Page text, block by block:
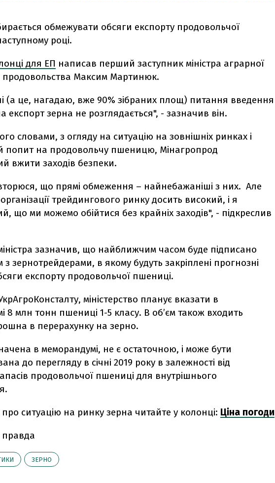
обмежувати обсяги експорту продовольчої
році.
для ЕП написав перший заступник міністра аграрної
продовольства Максим Мартинюк.
(а це, нагадаю, вже 90% зібраних площ) питання введення
експорт зерна не розглядається", - зазначив він.
словами, з огляду на ситуацію на зовнішніх ринках і
попит на продовольчу пшеницю, Мінагропрод
вжити заходів безпеки.
що прямі обмеження – найнебажаніші з них. Але
трейдингового ринку досить високий, і я
що ми можемо обійтися без крайніх заходів", - підкреслив
зазначив, що найближчим часом буде підписано
зернотрейдерами, в якому будуть закріплені прогнозні
експорту продовольчої пшениці.
міністерство планує вказати в
8 млн тонн пшениці 1-5 класу. В об’єм також входить
в перерахунку на зерно.
в меморандумі, не є остаточною, і може бути
до перегляду в січні 2019 року в залежності від
продовольчої пшениці для внутрішнього
ситуацію на ринку зерна читайте у колонці: Ціна погоди
правда
ЗЕРНО